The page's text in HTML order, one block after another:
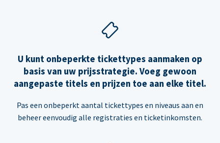
U kunt onbeperkte tickettypes aanmaken op
basis van uw prijsstrategie. Voeg gewoon
aangepaste titels en prijzen toe aan elke titel.
Pas een onbeperkt aantal tickettypes en niveaus aan en
beheer eenvoudig alle registraties en ticketinkomsten.